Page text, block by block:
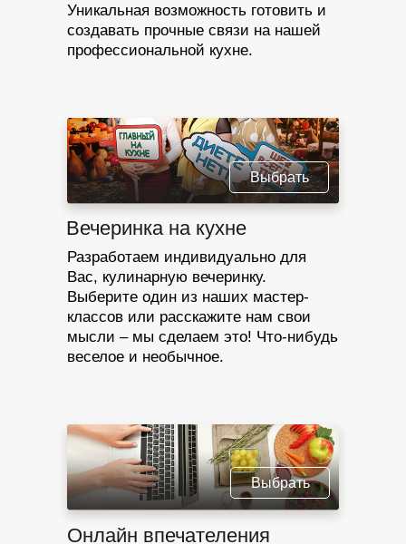
Выбрать
Онлайн впечателения
Уникальная возможность готовить и
создавать прочные связи на нашей
профессиональной кухне.
Вечеринка на кухне
Разработаем индивидуально для
Вас, кулинарную вечеринку.
Выберите один из наших мастер-
классов или расскажите нам свои
мысли – мы сделаем это! Что-нибудь
веселое и необычное.
Выбрать